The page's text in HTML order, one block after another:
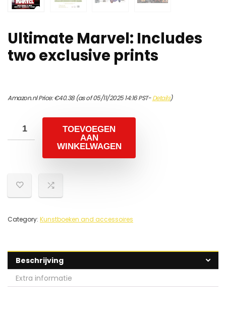
Ultimate Marvel: Includes
two exclusive prints
Amazon.nl Price:€40.38(as of 05/11/2025 14:16 PST-Details)
TOEVOEGEN
AAN
WINKELWAGEN
Category: Kunstboeken and accessoires
Beschrijving
Extra informatie